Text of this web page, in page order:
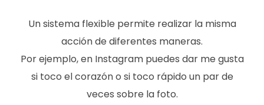
Un sistema flexible permite realizar la misma
acción de diferentes maneras.
Por ejemplo, en Instagram puedes dar me gusta
si toco el corazón o si toco rápido un par de
veces sobre la foto.